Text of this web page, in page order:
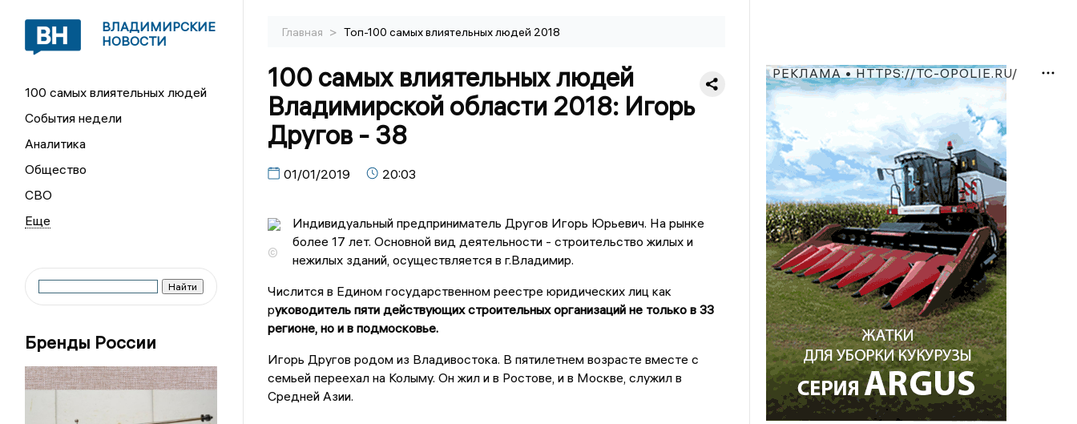
ВЛАДИМИРСКИЕ
НОВОСТИ
100 самых влиятельных людей
События недели
Аналитика
Общество
СВО
Бренды России
Главная > Топ-100 самых влиятельных людей 2018
100 самых влиятельных людей
Владимирской области 2018: Игорь
Другов - 38
01/01/2019 20:03
©
Индивидуальный предприниматель Другов Игорь Юрьевич. На рынке
более 17 лет. Основной вид деятельности - cтроительство жилых и
нежилых зданий, осуществляется в г.Владимир.
Числится в Едином государственном реестре юридических лиц как
руководитель пяти действующих строительных организаций не только в 33
регионе, но и в подмосковье.
Игорь Другов родом из Владивостока. В пятилетнем возрасте вместе с
семьей переехал на Колыму. Он жил и в Ростове, и в Москве, служил в
Средней Азии.
РЕКЛАМА • HTTPS://TC-OPOLIE.RU/